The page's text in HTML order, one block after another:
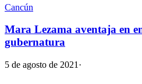
Cancún
Mara Lezama aventaja en
gubernatura
5 de agosto de 2021 ·